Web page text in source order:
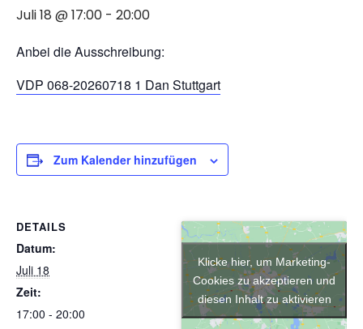
Juli 18 @ 17:00 - 20:00
Anbei die Ausschreibung:
VDP 068-20260718 1 Dan Stuttgart
Zum Kalender hinzufügen
DETAILS
Datum:
Juli 18
Zeit:
17:00 - 20:00
Klicke hier, um Marketing-
Cookies zu akzeptieren und
diesen Inhalt zu aktivieren